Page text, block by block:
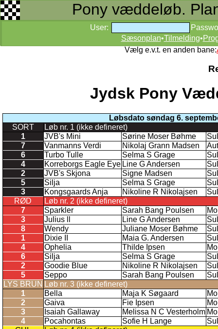
Pony væddeløb.
User:
Sæsonplan•Tilmelding•
Vælg e.v.t. en anden bane:
Jydsk Pony
Løbsdato søndag 6.
SORT
Løb nr. 1 (ikke defineret)
1
JVB's Mini Sørine Moser Bøhme
7
Vanmanns Verdi Nikolaj Grann Madsen
6
Turbo Tulle Selma S Grage
4
Korreborgs Eagle Eye Line G Andersen
2
JVB's Skjona Signe Madsen
5
Silja Selma S Grage
3
Kongsgaards Anja Nikoline R Nikolajsen
RØD
Løb nr. 2 (ikke defineret)
7
Sparkler Sarah Bang Poulsen
3
Julius ll Line G Andersen
8
Wendy Juliane Moser Bøhme
1
Dixie II Maia G. Andersen
4
Ophelia Thilde Ipsen
6
Silja Selma S Grage
2
Goodie Blue Nikoline R Nikolajsen
5
Seppo Sarah Bang Poulsen
LYS BRUN Løb nr. 3 (ikke defineret)
1
Bella Maja K Søgaard
2
Gaiva Fie Ipsen
3
Isaiah Gallaway Melissa N C Vesterholm
4
Pocahontas Sofie H Lange